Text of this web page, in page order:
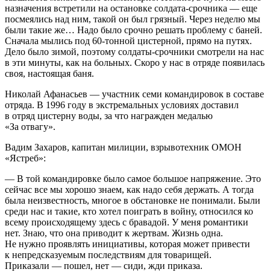
назначения встретили на остановке солдата-срочника — еще
посмеялись над ним, такой он был грязный. Через неделю мы
были такие же… Надо было срочно решать проблему с баней.
Сначала мылись под 60-тонной цистерной, прямо на путях.
Дело было зимой, поэтому солдаты-срочники смотрели на нас
в эти минуты, как на больных. Скоро у нас в отряде появилась
своя, настоящая баня.
Николай Афанасьев — участник семи командировок в составе
отряда. В 1996 году в экстремальных условиях доставил
в отряд цистерну воды, за что награжден медалью
«За отвагу».
Вадим Захаров, капитан милиции, взрывотехник ОМОН
«Ястреб»:
— В той командировке было самое большое напряжение. Это
сейчас все мы хорошо знаем, как надо себя держать. А тогда
была неизвестность, многое в обстановке не понимали. Были
среди нас и такие, кто хотел поиграть в войну, относился ко
всему происходящему здесь с бравадой. У меня романтики
нет. Знаю, что она приводит к жертвам. Жизнь одна.
Не нужно проявлять инициативы, которая может привести
к непредсказуемым последствиям для товарищей.
Приказали — пошел, нет — сиди, жди приказа.